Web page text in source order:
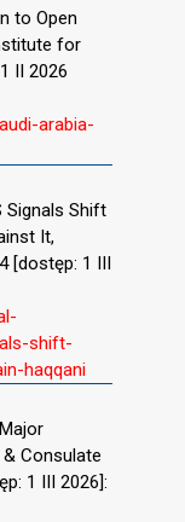
to Open
for
II 2026
arabia-
Signals Shift
It,
[dostęp: 1 III
shift-
haqqani
& Consulate
1 III 2026]: